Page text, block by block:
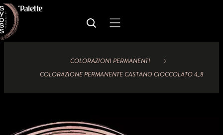
COLORAZIONI PERMANENTI
COLORAZIONE PERMANENTE CASTANO CIOCCOLATO 4_8